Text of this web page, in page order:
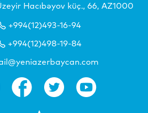
Hacıbəyov küç., 66, AZ1000
+994(12)493-16-94
+994(12)498-19-84